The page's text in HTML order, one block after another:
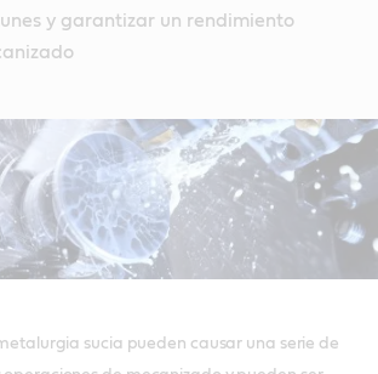
y garantizar un rendimiento
sucia pueden causar una serie de